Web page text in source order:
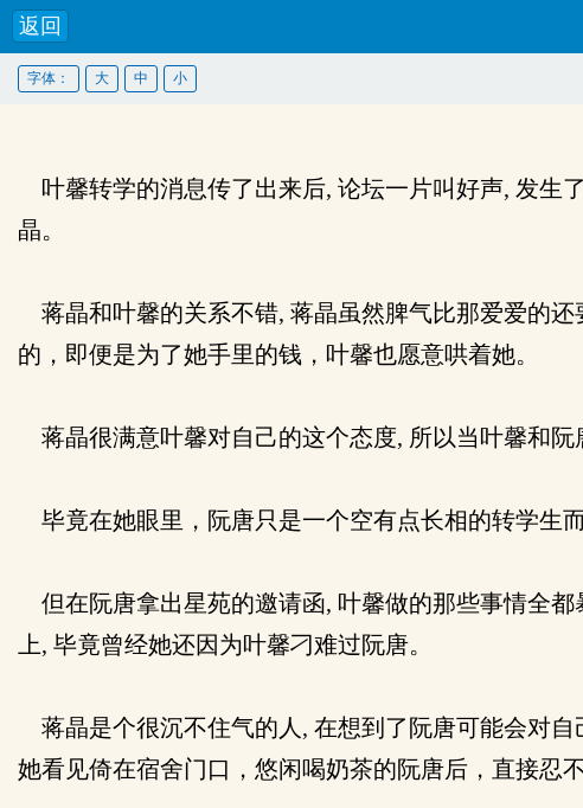
返回
字体： 大 中 小
叶馨转学的消息传了出来后, 论坛一片叫好声, 发生
晶。
蒋晶和叶馨的关系不错, 蒋晶虽然脾气比那爱爱的
的，即便是为了她手里的钱，叶馨也愿意哄着她。
蒋晶很满意叶馨对自己的这个态度, 所以当叶馨和阮
毕竟在她眼里，阮唐只是一个空有点长相的转学生
但在阮唐拿出星苑的邀请函, 叶馨做的那些事情全
上, 毕竟曾经她还因为叶馨刁难过阮唐。
蒋晶是个很沉不住气的人, 在想到了阮唐可能会对
她看见倚在宿舍门口，悠闲喝奶茶的阮唐后，直接忍不